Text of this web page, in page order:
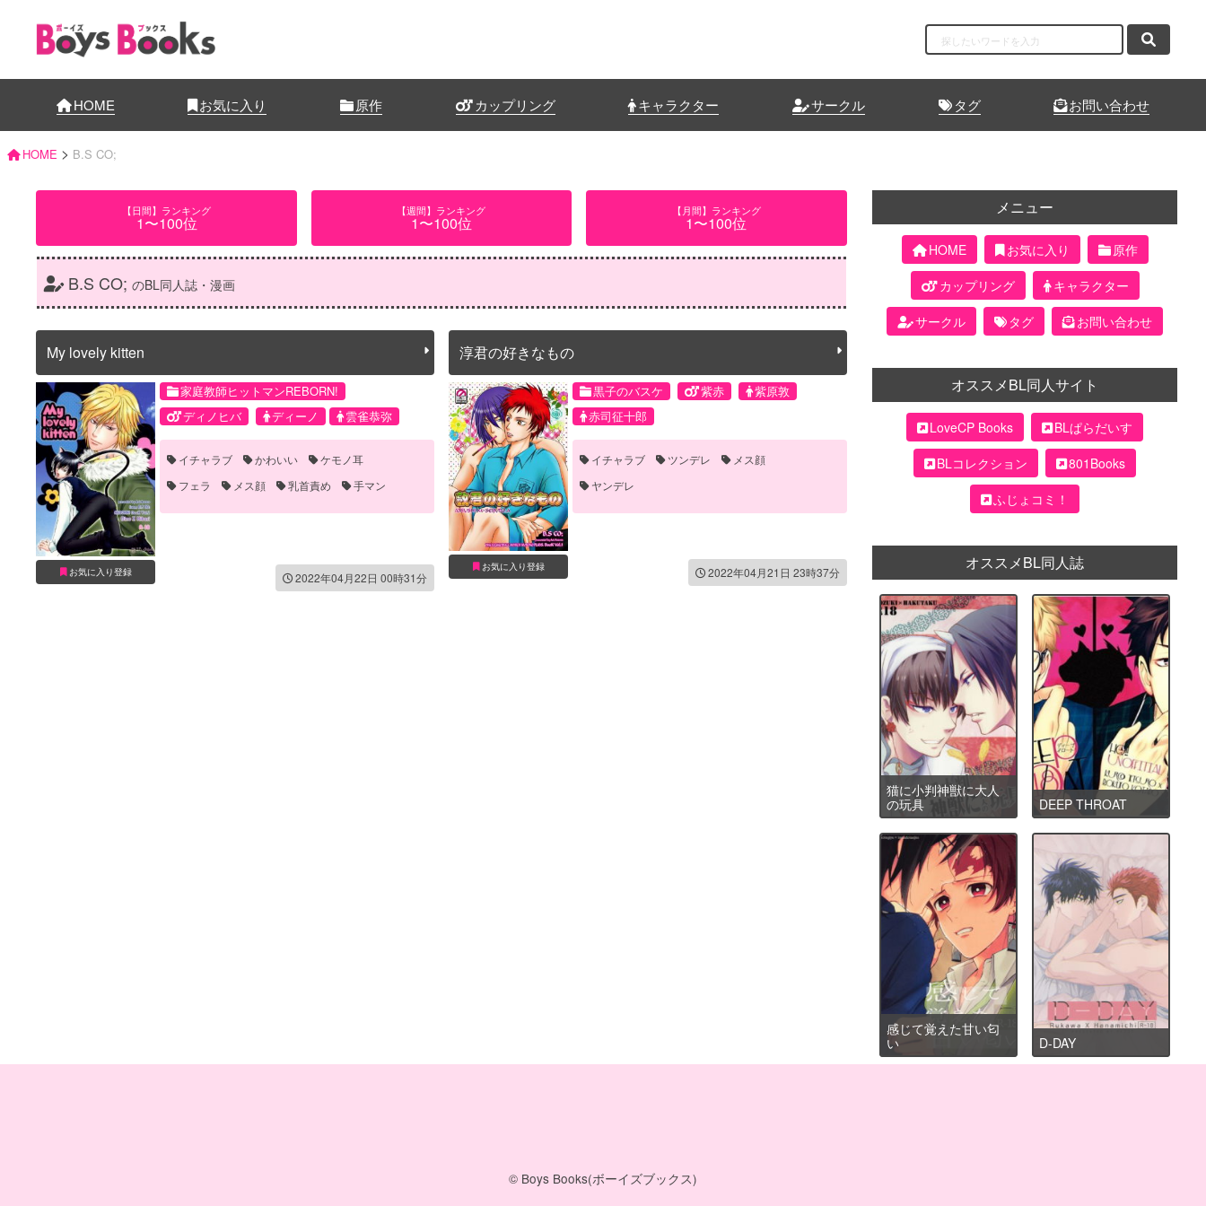
HOME お気に入り 原作 カップリング キャラクター サークル タグ お問い合わせ
HOME > B.S CO;
【日間】ランキング
1〜100位
【週間】ランキング
1〜100位
【月間】ランキング
1〜100位
B.S CO;のBL同人誌・漫画
My lovely kitten
お気に入り登録
家庭教師ヒットマンREBORN!
ディノヒバ
ディーノ 雲雀恭弥
イチャラブ かわいい
ケモノ耳
フェラ
メス顔 乳首責め 手マン
2022年04月22日 00時31分
淳君の好きなもの
お気に入り登録
黒子のバスケ 紫赤
紫原敦
赤司征十郎
イチャラブ ツンデレ
メス顔
ヤンデレ
2022年04月21日 23時37分
メニュー
HOME お気に入り
原作
カップリング
キャラクター
サークル
タグ お問い合わせ
オススメBL同人サイト
LoveCP Books
BLぱらだいす
BLコレクション
801Books
ふじょコミ！
オススメBL同人誌
猫に小判神獣に大人
の玩具
DEEP THROAT
感じて覚えた甘い匂
い
D-DAY
© Boys Books(ボーイズブックス)